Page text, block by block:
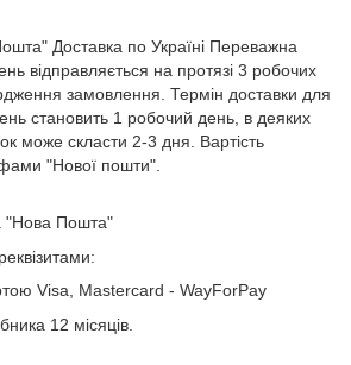
Доставка по Україні Переважна
відправляється на протязі 3 робочих
замовлення. Термін доставки для
становить 1 робочий день, в деяких
може скласти 2-3 дня. Вартість
"Нової пошти".
"Нова Пошта"
Visa, Mastercard - WayForPay
12 місяців.